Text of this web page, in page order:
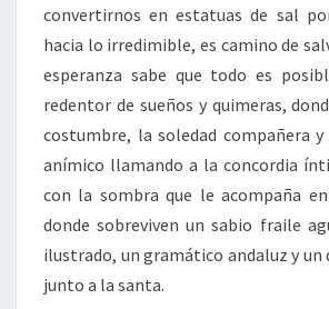
convertirnos en estatuas de sal
hacia lo irredimible, es camino de
esperanza sabe que todo es
redentor de sueños y quimeras,
costumbre, la soledad compañera
anímico llamando a la concordia
con la sombra que le acompaña
donde sobreviven un sabio fraile
ilustrado, un gramático andaluz y
junto a la santa.